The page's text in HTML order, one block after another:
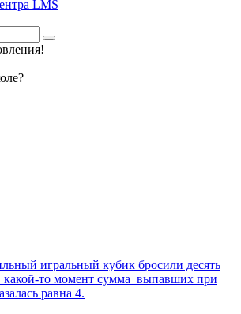
LMS
игральный кубик бросили десять
какой-то момент сумма выпавших при
равна 4.